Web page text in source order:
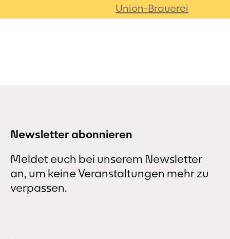
Union-Brauerei
Newsletter abonnieren
Meldet euch bei unserem Newsletter
an, um keine Veranstaltungen mehr zu
verpassen.